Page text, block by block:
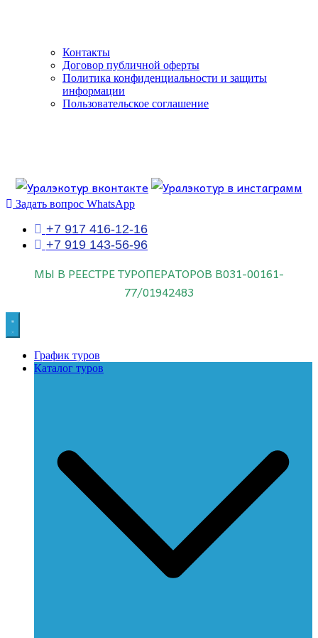
Контакты
Договор публичной оферты
Политика конфиденциальности и защиты
информации
Пользовательское соглашение
Знайте об этом.
Задать вопрос WhatsApp
+7 917 416-12-16
+7 919 143-56-96
МЫ В РЕЕСТРЕ ТУРОПЕРАТОРОВ В031-00161-
77/01942483
График туров
Каталог туров